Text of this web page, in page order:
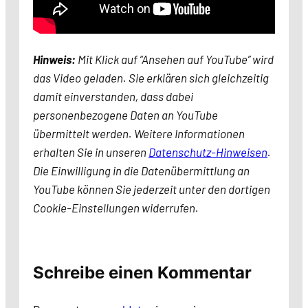
Hinweis: Mit Klick auf “Ansehen auf YouTube” wird
das Video geladen. Sie erklären sich gleichzeitig
damit einverstanden, dass dabei
personenbezogene Daten an YouTube
übermittelt werden. Weitere Informationen
erhalten Sie in unseren Datenschutz-Hinweisen.
Die Einwilligung in die Datenübermittlung an
YouTube können Sie jederzeit unter den dortigen
Cookie-Einstellungen widerrufen.
Schreibe einen Kommentar